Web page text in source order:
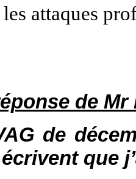
attaques
de Mr
de
que